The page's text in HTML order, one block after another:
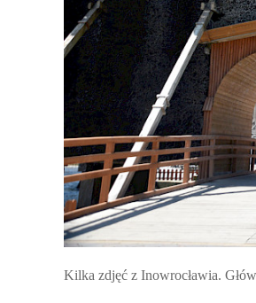
Kilka zdjęć z Inowrocławia.